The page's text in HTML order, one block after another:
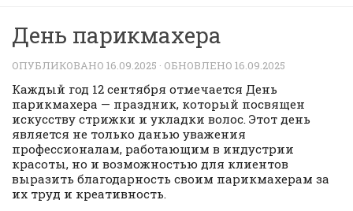
День парикмахера
ОПУБЛИКОВАНО 16.09.2025 · ОБНОВЛЕНО 16.09.2025
Каждый год 12 сентября отмечается День
парикмахера — праздник, который посвящен
искусству стрижки и укладки волос. Этот день
является не только данью уважения
профессионалам, работающим в индустрии
красоты, но и возможностью для клиентов
выразить благодарность своим парикмахерам за
их труд и креативность.